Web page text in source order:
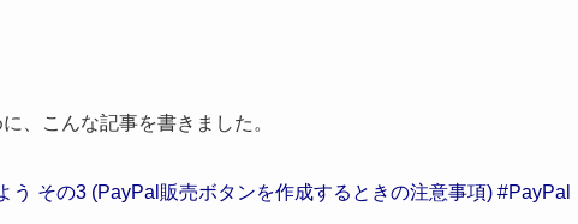
、こんな記事を書きました。
その3 (PayPal販売ボタンを作成するときの注意事項) #PayPal